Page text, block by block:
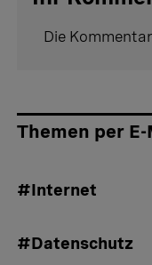
Die
Themen per
#Internet
#Datenschutz